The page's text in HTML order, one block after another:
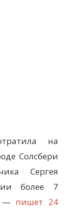
на
Солсбери
Сергея
более 7
— пишет 24